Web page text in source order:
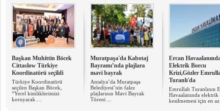
Başkan Muhittin Böcek
Cittaslow Türkiye
Koordinatörü seçildi
Türkiye Koordinatörü
seçilen Başkan Böcek,
“Yerel kimliklerimizi
koruyarak ...
Muratpaşa'da Kabotaj
Bayramı’nda plajlara
mavi bayrak
Antalya’da Muratpaşa
Belediyesi’nin falez
plajlarının Mavi Bayrak
Töreni ...
Ercan
Elektrik Borcu
Krizi,Gözler
Turanlı'da
Emrullah Turanlının
Havaalanında elektrik
kesilmemesi için en